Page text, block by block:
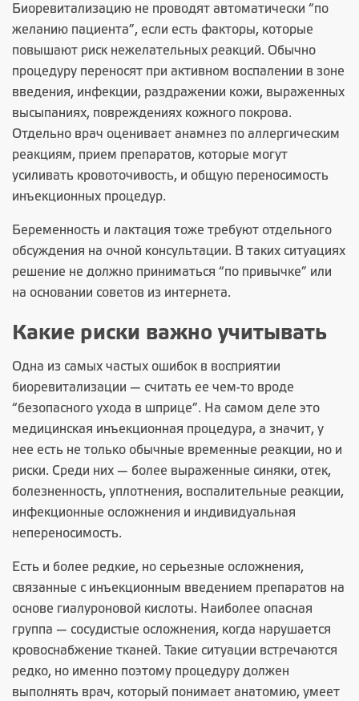
Биоревитализацию не проводят автоматически “по
желанию пациента”, если есть факторы, которые
повышают риск нежелательных реакций. Обычно
процедуру переносят при активном воспалении в зоне
введения, инфекции, раздражении кожи, выраженных
высыпаниях, повреждениях кожного покрова.
Отдельно врач оценивает анамнез по аллергическим
реакциям, прием препаратов, которые могут
усиливать кровоточивость, и общую переносимость
инъекционных процедур.
Беременность и лактация тоже требуют отдельного
обсуждения на очной консультации. В таких ситуациях
решение не должно приниматься “по привычке” или
на основании советов из интернета.
Какие риски важно учитывать
Одна из самых частых ошибок в восприятии
биоревитализации — считать ее чем-то вроде
“безопасного ухода в шприце”. На самом деле это
медицинская инъекционная процедура, а значит, у
нее есть не только обычные временные реакции, но и
риски. Среди них — более выраженные синяки, отек,
болезненность, уплотнения, воспалительные реакции,
инфекционные осложнения и индивидуальная
непереносимость.
Есть и более редкие, но серьезные осложнения,
связанные с инъекционным введением препаратов на
основе гиалуроновой кислоты. Наиболее опасная
группа — сосудистые осложнения, когда нарушается
кровоснабжение тканей. Такие ситуации встречаются
редко, но именно поэтому процедуру должен
выполнять врач, который понимает анатомию, умеет